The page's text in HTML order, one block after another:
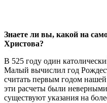
Знаете ли вы, какой на
Христова?
В 525 году один
Малый вычислил год
считать первым годом
эти расчеты были
существуют указания на